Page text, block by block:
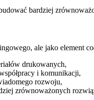
bardziej
ale jako element
drukowanych,
i komunikacji,
rozwoju,
zrównoważonych